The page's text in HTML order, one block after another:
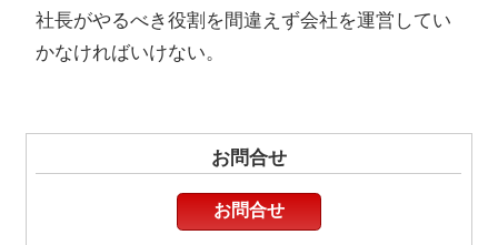
社長がやるべき役割を間違えず会社を運営してい
かなければいけない。
お問合せ
お問合せ